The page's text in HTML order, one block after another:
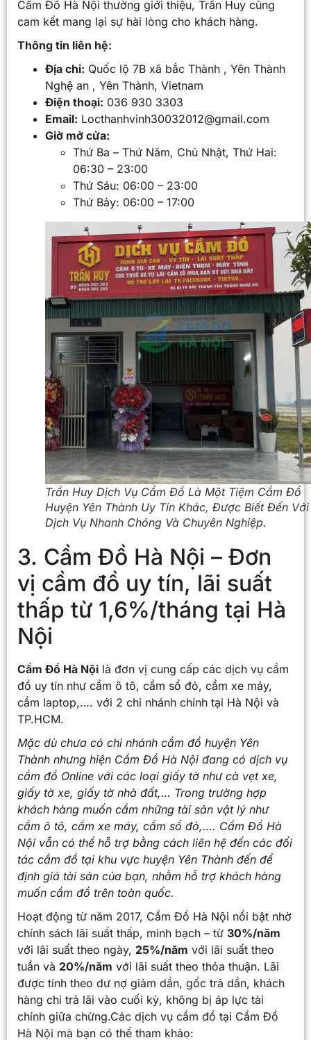
Cầm Đồ Hà Nội thường giới thiệu, Trần Huy cũng
cam kết mang lại sự hài lòng cho khách hàng.
Thông tin liên hệ:
Địa chỉ: Quốc lộ 7B xã bắc Thành , Yên Thành
Nghệ an , Yên Thành, Vietnam
Điện thoại: 036 930 3303
Email: Locthanhvinh30032012@gmail.com
Giờ mở cửa:
Thứ Ba – Thứ Năm, Chủ Nhật, Thứ Hai:
06:30 – 23:00
Thứ Sáu: 06:00 – 23:00
Thứ Bảy: 06:00 – 17:00
Trần Huy Dịch Vụ Cầm Đồ Là Một Tiệm Cầm Đồ
Huyện Yên Thành Uy Tín Khác, Được Biết Đến Với
Dịch Vụ Nhanh Chóng Và Chuyên Nghiệp.
3. Cầm Đồ Hà Nội – Đơn
vị cầm đồ uy tín, lãi suất
thấp từ 1,6%/tháng tại Hà
Nội
Cầm Đồ Hà Nội là đơn vị cung cấp các dịch vụ cầm
đồ uy tín như cầm ô tô, cầm sổ đỏ, cầm xe máy,
cầm laptop,…. với 2 chi nhánh chính tại Hà Nội và
TP.HCM.
Mặc dù chưa có chi nhánh cầm đồ huyện Yên
Thành nhưng hiện Cầm Đồ Hà Nội đang có dịch vụ
cầm đồ Online với các loại giấy tờ như cà vẹt xe,
giấy tờ xe, giấy tờ nhà đất,… Trong trường hợp
khách hàng muốn cầm những tài sản vật lý như
cầm ô tô, cầm xe máy, cầm sổ đỏ,…. Cầm Đồ Hà
Nội vẫn có thể hỗ trợ bằng cách liên hệ đến các đối
tác cầm đồ tại khu vực huyện Yên Thành đến để
định giá tài sản của bạn, nhằm hỗ trợ khách hàng
muốn cầm đồ trên toàn quốc.
Hoạt động từ năm 2017, Cầm Đồ Hà Nội nổi bật nhờ
chính sách lãi suất thấp, minh bạch – từ 30%/năm
với lãi suất theo ngày, 25%/năm với lãi suất theo
tuần và 20%/năm với lãi suất theo thỏa thuận. Lãi
được tính theo dư nợ giảm dần, gốc trả dần, khách
hàng chỉ trả lãi vào cuối kỳ, không bị áp lực tài
chính giữa chừng.Các dịch vụ cầm đồ tại Cầm Đồ
Hà Nội mà bạn có thể tham khảo: